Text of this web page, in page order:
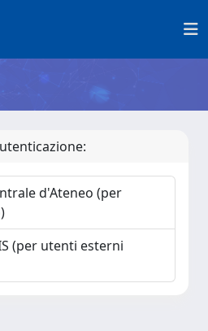
d'Ateneo (per
(per utenti esterni